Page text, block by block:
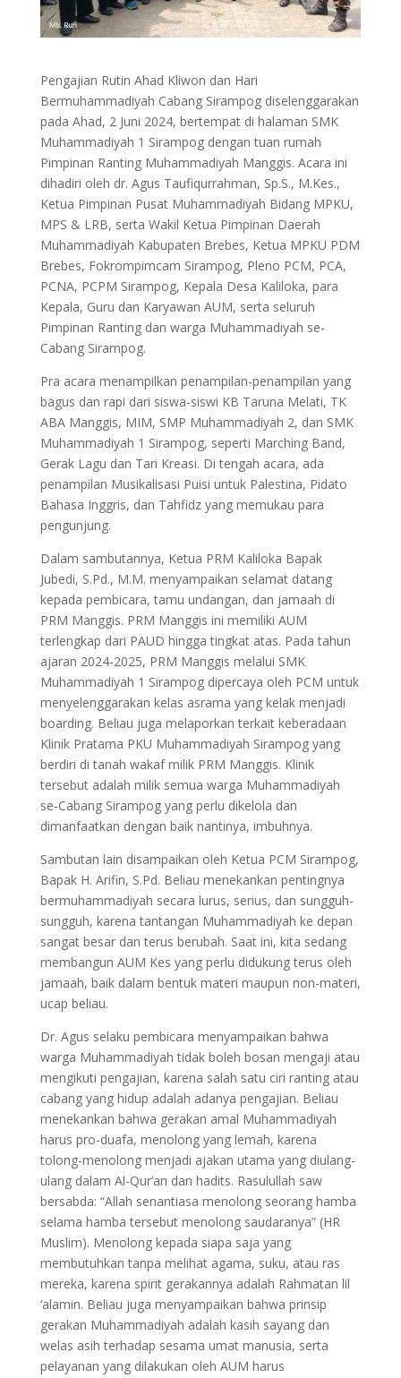
Pengajian Rutin Ahad Kliwon dan Hari
Bermuhammadiyah Cabang Sirampog diselenggarakan
pada Ahad, 2 Juni 2024, bertempat di halaman SMK
Muhammadiyah 1 Sirampog dengan tuan rumah
Pimpinan Ranting Muhammadiyah Manggis. Acara ini
dihadiri oleh dr. Agus Taufiqurrahman, Sp.S., M.Kes.,
Ketua Pimpinan Pusat Muhammadiyah Bidang MPKU,
MPS & LRB, serta Wakil Ketua Pimpinan Daerah
Muhammadiyah Kabupaten Brebes, Ketua MPKU PDM
Brebes, Fokrompimcam Sirampog, Pleno PCM, PCA,
PCNA, PCPM Sirampog, Kepala Desa Kaliloka, para
Kepala, Guru dan Karyawan AUM, serta seluruh
Pimpinan Ranting dan warga Muhammadiyah se-
Cabang Sirampog.
Pra acara menampilkan penampilan-penampilan yang
bagus dan rapi dari siswa-siswi KB Taruna Melati, TK
ABA Manggis, MIM, SMP Muhammadiyah 2, dan SMK
Muhammadiyah 1 Sirampog, seperti Marching Band,
Gerak Lagu dan Tari Kreasi. Di tengah acara, ada
penampilan Musikalisasi Puisi untuk Palestina, Pidato
Bahasa Inggris, dan Tahfidz yang memukau para
pengunjung.
Dalam sambutannya, Ketua PRM Kaliloka Bapak
Jubedi, S.Pd., M.M. menyampaikan selamat datang
kepada pembicara, tamu undangan, dan jamaah di
PRM Manggis. PRM Manggis ini memiliki AUM
terlengkap dari PAUD hingga tingkat atas. Pada tahun
ajaran 2024-2025, PRM Manggis melalui SMK
Muhammadiyah 1 Sirampog dipercaya oleh PCM untuk
menyelenggarakan kelas asrama yang kelak menjadi
boarding. Beliau juga melaporkan terkait keberadaan
Klinik Pratama PKU Muhammadiyah Sirampog yang
berdiri di tanah wakaf milik PRM Manggis. Klinik
tersebut adalah milik semua warga Muhammadiyah
se-Cabang Sirampog yang perlu dikelola dan
dimanfaatkan dengan baik nantinya, imbuhnya.
Sambutan lain disampaikan oleh Ketua PCM Sirampog,
Bapak H. Arifin, S.Pd. Beliau menekankan pentingnya
bermuhammadiyah secara lurus, serius, dan sungguh-
sungguh, karena tantangan Muhammadiyah ke depan
sangat besar dan terus berubah. Saat ini, kita sedang
membangun AUM Kes yang perlu didukung terus oleh
jamaah, baik dalam bentuk materi maupun non-materi,
ucap beliau.
Dr. Agus selaku pembicara menyampaikan bahwa
warga Muhammadiyah tidak boleh bosan mengaji atau
mengikuti pengajian, karena salah satu ciri ranting atau
cabang yang hidup adalah adanya pengajian. Beliau
menekankan bahwa gerakan amal Muhammadiyah
harus pro-duafa, menolong yang lemah, karena
tolong-menolong menjadi ajakan utama yang diulang-
ulang dalam Al-Qur’an dan hadits. Rasulullah saw
bersabda: “Allah senantiasa menolong seorang hamba
selama hamba tersebut menolong saudaranya” (HR
Muslim). Menolong kepada siapa saja yang
membutuhkan tanpa melihat agama, suku, atau ras
mereka, karena spirit gerakannya adalah Rahmatan lil
‘alamin. Beliau juga menyampaikan bahwa prinsip
gerakan Muhammadiyah adalah kasih sayang dan
welas asih terhadap sesama umat manusia, serta
pelayanan yang dilakukan oleh AUM harus